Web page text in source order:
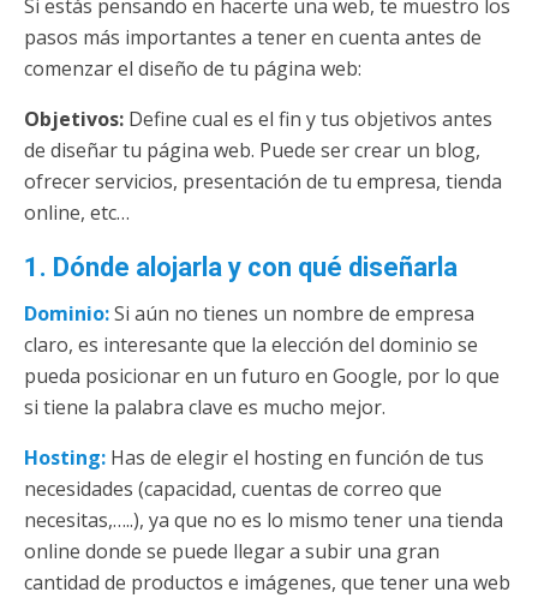
Si estás pensando en hacerte una web, te muestro los
pasos más importantes a tener en cuenta antes de
comenzar el diseño de tu página web:
Objetivos: Define cual es el fin y tus objetivos antes
de diseñar tu página web. Puede ser crear un blog,
ofrecer servicios, presentación de tu empresa, tienda
online, etc…
1. Dónde alojarla y con qué diseñarla
Dominio:Si aún no tienes un nombre de empresa
claro, es interesante que la elección del dominio se
pueda posicionar en un futuro en Google, por lo que
si tiene la palabra clave es mucho mejor.
Hosting: Has de elegir el hosting en función de tus
necesidades (capacidad, cuentas de correo que
necesitas,…..), ya que no es lo mismo tener una tienda
online donde se puede llegar a subir una gran
cantidad de productos e imágenes, que tener una web